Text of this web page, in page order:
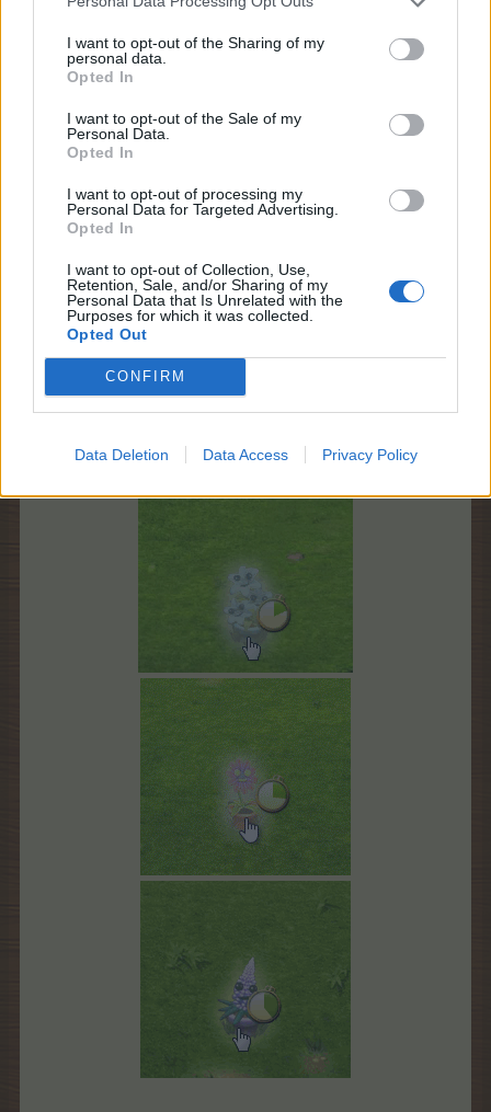
I want to opt-out of the Sharing of my
personal data.
Opted In
I want to opt-out of the Sale of my
Personal Data.
Opted In
I want to opt-out of processing my
Personal Data for Targeted Advertising.
Opted In
I want to opt-out of Collection, Use,
Retention, Sale, and/or Sharing of my
Personal Data that Is Unrelated with the
Purposes for which it was collected.
Opted Out
CONFIRM
Data Deletion Data Access Privacy Policy
ТрТО/12:00 ч./1х1
ЛГ............Цена: 130 ЛГ ............. Цена: 140 ЛГ